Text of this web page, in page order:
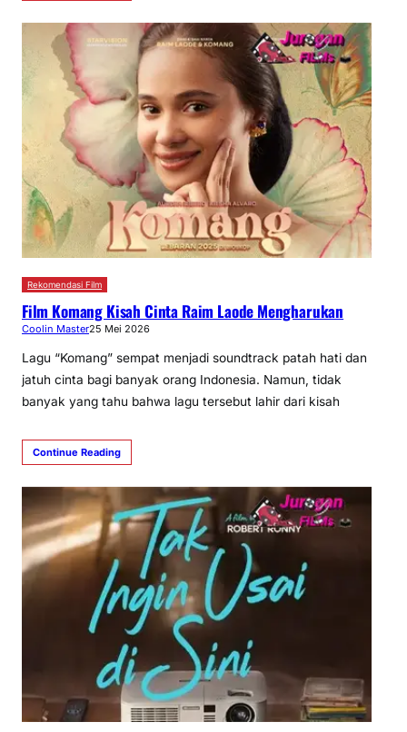
Rekomendasi Film
Film Komang Kisah Cinta Raim Laode Mengharukan
Coolin Master25 Mei 2026
Lagu “Komang” sempat menjadi soundtrack patah hati dan
jatuh cinta bagi banyak orang Indonesia. Namun, tidak
banyak yang tahu bahwa lagu tersebut lahir dari kisah
Continue Reading